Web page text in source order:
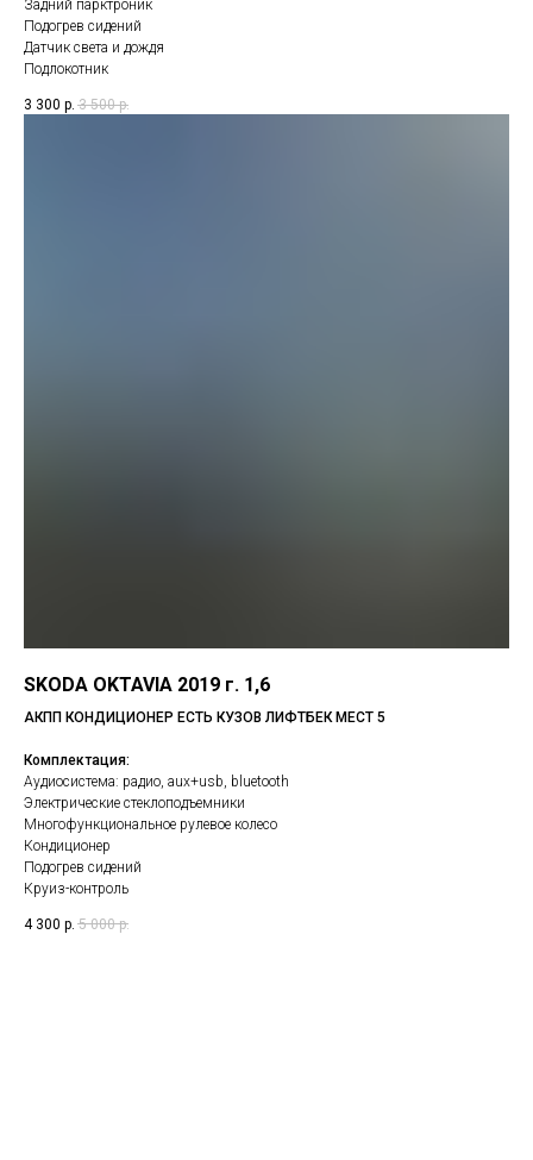
Задний парктроник
Подогрев сидений
Датчик света и дождя
Подлокотник
3 300 р. 3 500 р.
SKODA OKTAVIA 2019 г. 1,6
АКПП КОНДИЦИОНЕР ЕСТЬ КУЗОВ ЛИФТБЕК МЕСТ 5
Комплектация:
Аудиосистема: радио, aux+usb, bluetooth
Электрические стеклоподъемники
Многофункциональное рулевое колесо
Кондиционер
Подогрев сидений
Круиз-контроль
4 300 р. 5 000 р.